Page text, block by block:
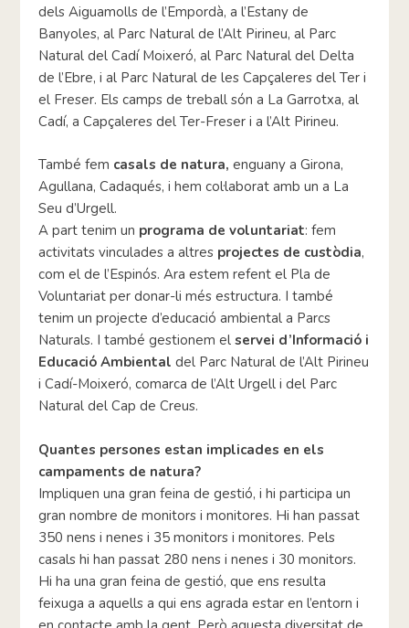
dels Aiguamolls de l’Empordà, a l’Estany de
Banyoles, al Parc Natural de l’Alt Pirineu, al Parc
Natural del Cadí Moixeró, al Parc Natural del Delta
de l’Ebre, i al Parc Natural de les Capçaleres del Ter i
el Freser. Els camps de treball són a La Garrotxa, al
Cadí, a Capçaleres del Ter-Freser i a l’Alt Pirineu.
També fem casals de natura, enguany a Girona,
Agullana, Cadaqués, i hem col·laborat amb un a La
Seu d’Urgell.
A part tenim un programa de voluntariat: fem
activitats vinculades a altres projectes de custòdia,
com el de l’Espinós. Ara estem refent el Pla de
Voluntariat per donar-li més estructura. I també
tenim un projecte d’educació ambiental a Parcs
Naturals. I també gestionem elservei d’Informació i
Educació Ambiental del Parc Natural de l’Alt Pirineu
i Cadí-Moixeró, comarca de l’Alt Urgell i del Parc
Natural del Cap de Creus.
Quantes persones estan implicades en els
campaments de natura?
Impliquen una gran feina de gestió, i hi participa un
gran nombre de monitors i monitores. Hi han passat
350 nens i nenes i 35 monitors i monitores. Pels
casals hi han passat 280 nens i nenes i 30 monitors.
Hi ha una gran feina de gestió, que ens resulta
feixuga a aquells a qui ens agrada estar en l’entorn i